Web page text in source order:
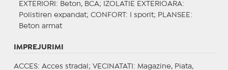
EXTERIORI : Beton, BCA; IZOLATIE EXTERIOARA:
Polistiren expandat; CONFORT : I sporit; PLANSEE :
Beton armat
IMPREJURIMI
ACCES: Acces stradal; VECINATATI : Magazine, Piata,